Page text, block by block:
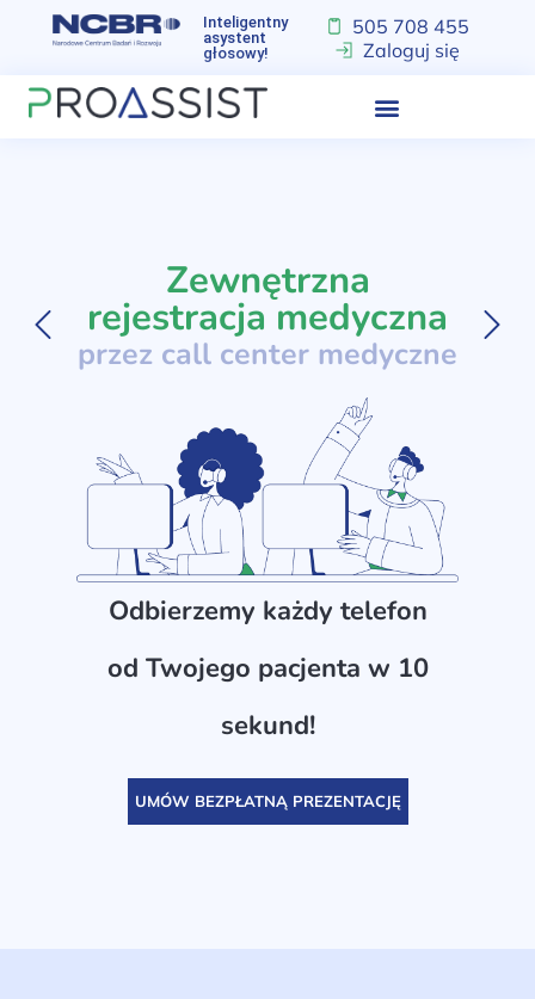
Inteligentny
asystent
głosowy!
505 708 455
Zaloguj się
Zewnętrzna
rejestracja medyczna
przez call center medyczne
Odbierzemy każdy telefon
od Twojego pacjenta w 10
sekund!
UMÓW BEZPŁATNĄ PREZENTACJĘ